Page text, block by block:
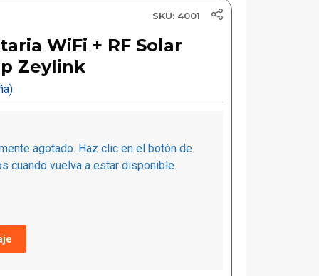
SKU: 4001
WiFi + RF Solar
Zeylink
agotado. Haz clic en el botón de
cuando vuelva a estar disponible.